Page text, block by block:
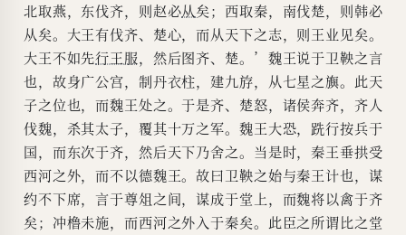
北取燕，东伐齐，则赵必从矣；西取秦，南伐楚，则韩必
从矣。大王有伐齐、楚心，而从天下之志，则王业见矣。
大王不如先行王服，然后图齐、楚。’魏王说于卫鞅之言
也，故身广公宫，制丹衣柱，建九斿，从七星之旟。此天
子之位也，而魏王处之。于是齐、楚怒，诸侯奔齐，齐人
伐魏，杀其太子，覆其十万之军。魏王大恐，跣行按兵于
国，而东次于齐，然后天下乃舍之。当是时，秦王垂拱受
西河之外，而不以德魏王。故曰卫鞅之始与秦王计也，谋
约不下席，言于尊俎之间，谋成于堂上，而魏将以禽于齐
矣；冲橹未施，而西河之外入于秦矣。此臣之所谓比之堂